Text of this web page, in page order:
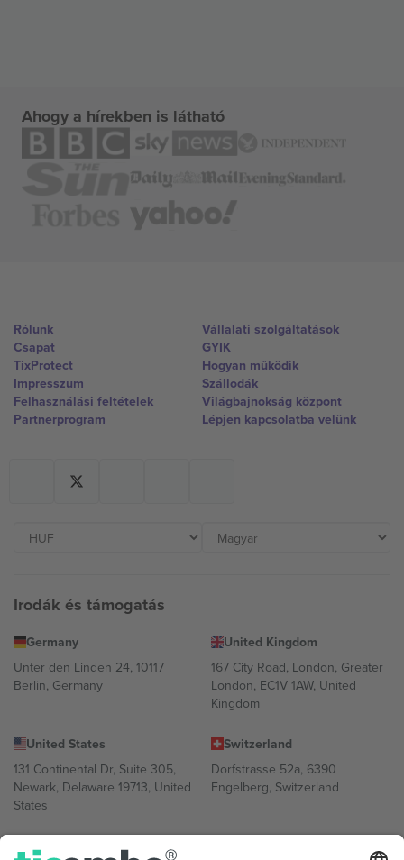
Ahogy a hírekben is látható
Rólunk
Csapat
TixProtect
Impresszum
Felhasználási feltételek
Partnerprogram
Vállalati szolgáltatások
GYIK
Hogyan működik
Szállodák
Világbajnokság központ
Lépjen kapcsolatba velünk
Irodák és támogatás
Germany
Unter den Linden 24, 10117
Berlin, Germany
United Kingdom
167 City Road, London, Greater
London, EC1V 1AW, United
Kingdom
United States
131 Continental Dr, Suite 305,
Newark, Delaware 19713, United
States
Switzerland
Dorfstrasse 52a, 6390
Engelberg, Switzerland
Bulgaria